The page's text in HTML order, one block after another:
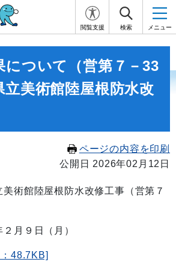
閲覧支援 検索 メニュー
について（営第７－33
美術館陸屋根防水改
ページの内容を印刷
公開日 2026年02月12日
館陸屋根防水改修工事（営第７
月９日（月）
48.7KB]